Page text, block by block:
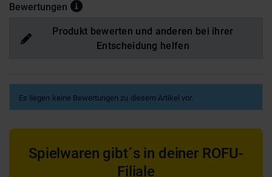
Bewertungen
Produkt bewerten und anderen bei ihrer
Entscheidung helfen
Es liegen keine Bewertungen zu diesem Artikel vor.
Spielwaren gibt´s in deiner ROFU-
Filiale